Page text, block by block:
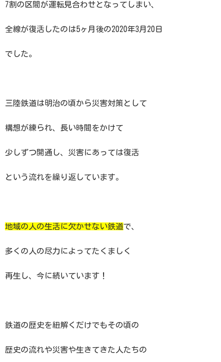
7割の区間が運転見合わせとなってしまい、
全線が復活したのは5ヶ月後の2020年3月20日
でした。
三陸鉄道は明治の頃から災害対策として
構想が練られ、長い時間をかけて
少しずつ開通し、災害にあっては復活
という流れを繰り返しています。
地域の人の生活に欠かせない鉄道で、
多くの人の尽力によってたくましく
再生し、今に続いています！
鉄道の歴史を紐解くだけでもその頃の
歴史の流れや災害や生きてきた人たちの